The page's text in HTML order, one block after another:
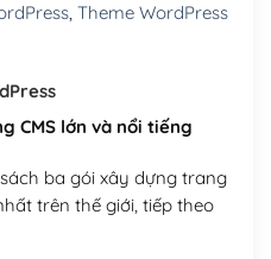
, Theme WordPress
CMS lớn và nổi tiếng
ba gói xây dựng trang
trên thế giới, tiếp theo